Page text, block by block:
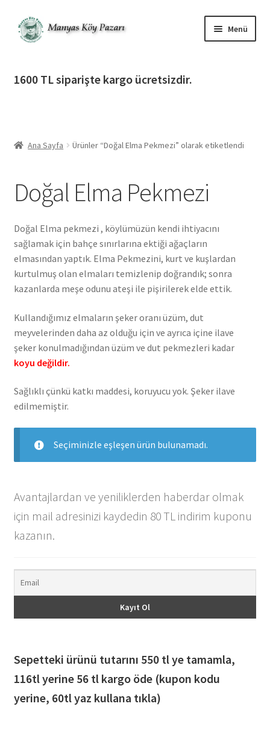
Dolaşıma
geç
İçeriğe
geç
Menü
genişlet
İletişim
1600 TL siparişte kargo ücretsizdir.
Ana Sayfa Ürünler “Doğal Elma Pekmezi” olarak etiketlendi
Doğal Elma Pekmezi
Doğal Elma pekmezi , köylümüzün kendi ihtiyacını
sağlamak için bahçe sınırlarına ektiği ağaçların
elmasından yaptık. Elma Pekmezini, kurt ve kuşlardan
kurtulmuş olan elmaları temizlenip doğrandık; sonra
kazanlarda meşe odunu ateşi ile pişirilerek elde ettik.
Kullandığımız elmaların şeker oranı üzüm, dut
meyvelerinden daha az olduğu için ve ayrıca içine ilave
şeker konulmadığından üzüm ve dut pekmezleri kadar
koyu değildir.
Sağlıklı çünkü katkı maddesi, koruyucu yok. Şeker ilave
edilmemiştir.
Seçiminizle eşleşen ürün bulunamadı.
Avantajlardan ve yeniliklerden haberdar olmak
için mail adresinizi kaydedin 80 TL indirim kuponu
kazanın.
Sepetteki ürünü tutarını 550 tl ye tamamla,
116tl yerine 56 tl kargo öde (kupon kodu
yerine, 60tl yaz kullana tıkla)